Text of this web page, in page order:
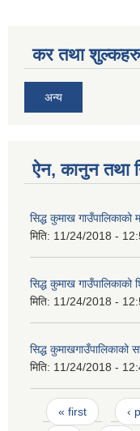
कर तथा शुल्कहरु
अन्य
ऐन, कानुन तथा
सिद्ध कुमाख गाउँपालिकाको
मिति: 11/24/2018 -
सिद्ध कुमाख गाउँपालिकाको
मिति: 11/24/2018 -
सिद्ध कुमाखगाउँपालिकाको
मिति: 11/24/2018 -
Pages
« first ‹